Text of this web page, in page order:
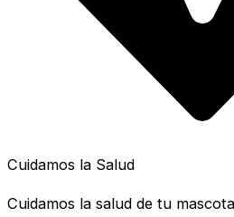
Cuidamos la Salud
Cuidamos la salud de tu